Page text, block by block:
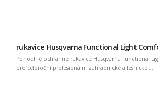
rukavice Husqvarna Functional Light
Pohodlné ochranné rukavice Husqvarna Functional
pro celoroční profesionální zahradnické a lesnické ...